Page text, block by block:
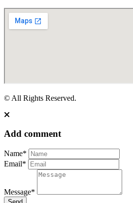
© All Rights Reserved.
Add comment
Name*
Email*
Message*